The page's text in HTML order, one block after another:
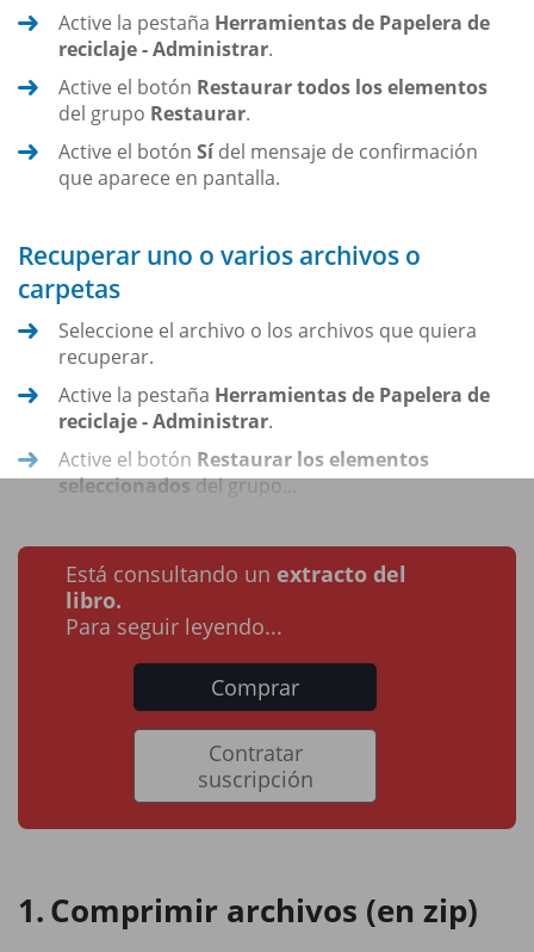
Active la pestaña Herramientas de Papelera de
reciclaje - Administrar.
Active el botón Restaurar todos los elementos
del grupo Restaurar.
Active el botón Sídel mensaje de confirmación
que aparece en pantalla.
Recuperar uno o varios archivos o
carpetas
Seleccione el archivo o los archivos que quiera
recuperar.
Active la pestaña Herramientas de Papelera de
reciclaje - Administrar.
Active el botón Restaurar los elementos
seleccionadosdel grupo...
Está consultando un extracto del
libro.
Para seguir leyendo...
Comprar
Contratar
suscripción
Comprimir archivos (en zip)